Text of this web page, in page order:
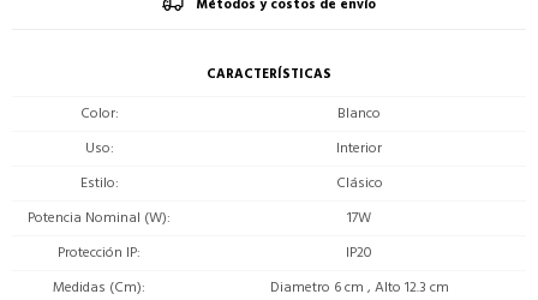
Métodos y costos de envío
CARACTERÍSTICAS
Color
Blanco
Uso
Interior
Estilo
Clásico
Potencia Nominal (W)
17W
Protección IP
IP20
Medidas (Cm)
Diametro 6 cm , Alto 12.3 cm